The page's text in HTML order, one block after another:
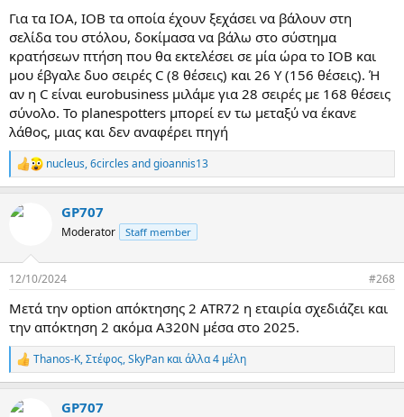
Για τα IOA, IOB τα οποία έχουν ξεχάσει να βάλουν στη
σελίδα του στόλου, δοκίμασα να βάλω στο σύστημα
κρατήσεων πτήση που θα εκτελέσει σε μία ώρα το IOB και
μου έβγαλε δυο σειρές C (8 θέσεις) και 26 Y (156 θέσεις). Ή
αν η C είναι eurobusiness μιλάμε για 28 σειρές με 168 θέσεις
σύνολο. Το planespotters μπορεί εν τω μεταξύ να έκανε
λάθος, μιας και δεν αναφέρει πηγή
R
e
c
s
nucleus,6circles andgioannis13
GP707
Moderator Staff member
12/10/2024 #268
Μετά την option απόκτησης 2 ATR72 η εταιρία σχεδιάζει και
την απόκτηση 2 ακόμα Α320Ν μέσα στο 2025.
R
e
c
Thanos-K,Στέφος,SkyPan και άλλα 4 μέλη
GP707